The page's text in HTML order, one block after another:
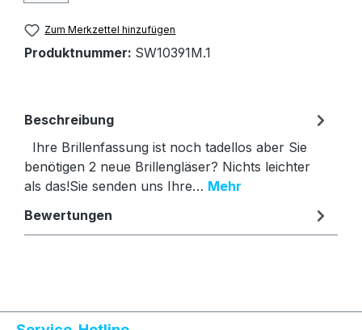
Zum Merkzettel hinzufügen
Produktnummer: SW10391M.1
Beschreibung
Ihre Brillenfassung ist noch tadellos aber Sie
benötigen 2 neue Brillengläser? Nichts leichter
als das!Sie senden uns Ihre… Mehr
Bewertungen
Text vergrößern Hochkontrastmodus